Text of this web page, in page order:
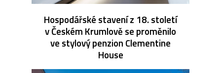
Hospodářské stavení z 18. století
v Českém Krumlově se proměnilo
ve stylový penzion Clementine
House